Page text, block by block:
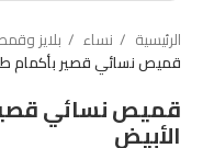
الرئيسية نساء
بلايز
قميص نسائي قصير بأكمام
قميص نسائي
الأبيض